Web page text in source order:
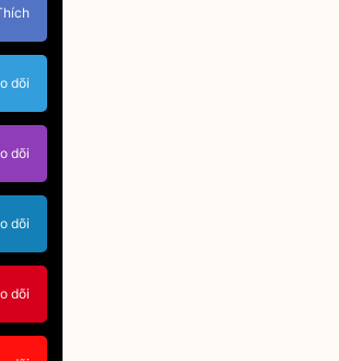
dõi
dõi
dõi
dõi